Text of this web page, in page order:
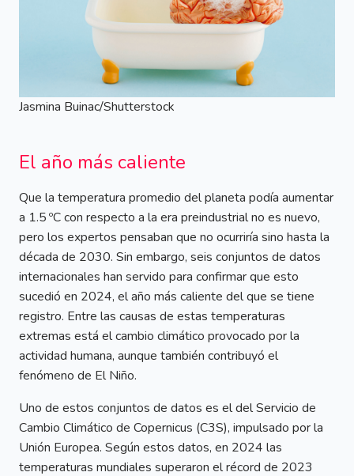
Jasmina Buinac/Shutterstock
El año más caliente
Que la temperatura promedio del planeta podía aumentar
a 1.5 ºC con respecto a la era preindustrial no es nuevo,
pero los expertos pensaban que no ocurriría sino hasta la
década de 2030. Sin embargo, seis conjuntos de datos
internacionales han servido para confirmar que esto
sucedió en 2024, el año más caliente del que se tiene
registro. Entre las causas de estas temperaturas
extremas está el cambio climático provocado por la
actividad humana, aunque también contribuyó el
fenómeno de El Niño.
Uno de estos conjuntos de datos es el del Servicio de
Cambio Climático de Copernicus (C3S), impulsado por la
Unión Europea. Según estos datos, en 2024 las
temperaturas mundiales superaron el récord de 2023